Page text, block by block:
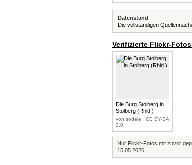
Datenstand
Die vollständigen
Verifizierte Flickr-
Die Burg Stolberg in
Stolberg (Rhld.)
von sodele · CC BY-SA
2.0
Nur Flickr-Fotos mit zuvor
15.05.2026.